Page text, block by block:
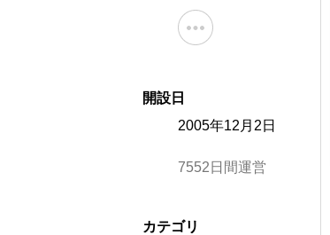
開設日
2005年12月2日
7552日間運営
カテゴリ